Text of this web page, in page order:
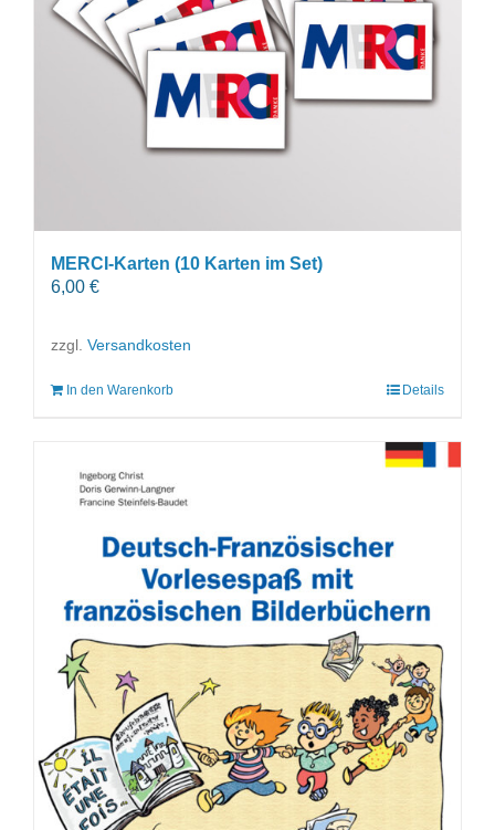
MERCI-Karten (10 Karten im Set)
6,00 €
zzgl. Versandkosten
In den Warenkorb Details